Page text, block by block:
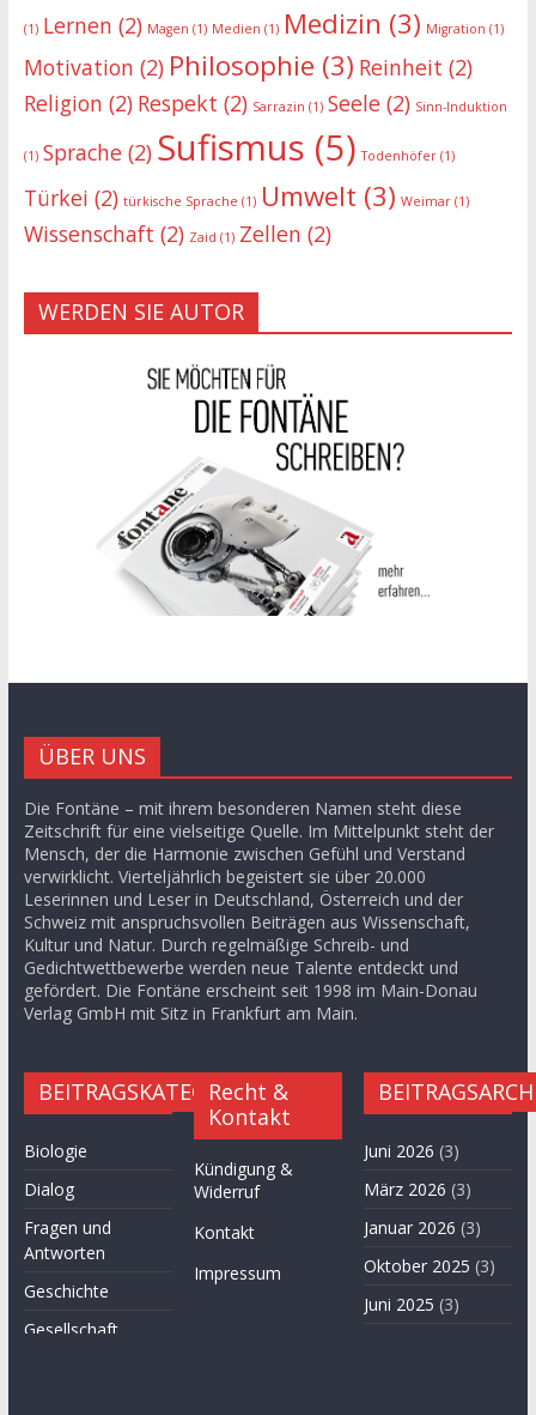
(1) Lernen (2) Magen (1) Medien (1) Medizin (3) Migration (1)
Motivation (2) Philosophie (3) Reinheit (2)
Religion (2) Respekt (2) Sarrazin (1) Seele(2) Sinn-Induktion
(1) Sprache(2) Sufismus (5) Todenhöfer(1)
Türkei (2) türkische Sprache (1) Umwelt (3) Weimar(1)
Wissenschaft (2) Zaid (1) Zellen (2)
WERDEN SIE AUTOR
ÜBER UNS
Die Fontäne – mit ihrem besonderen Namen steht diese
Zeitschrift für eine vielseitige Quelle. Im Mittelpunkt steht der
Mensch, der die Harmonie zwischen Gefühl und Verstand
verwirklicht. Vierteljährlich begeistert sie über 20.000
Leserinnen und Leser in Deutschland, Österreich und der
Schweiz mit anspruchsvollen Beiträgen aus Wissenschaft,
Kultur und Natur. Durch regelmäßige Schreib- und
Gedichtwettbewerbe werden neue Talente entdeckt und
gefördert. Die Fontäne erscheint seit 1998 im Main-Donau
Verlag GmbH mit Sitz in Frankfurt am Main.
BEITRAGSKATEGORIEN
Biologie
Dialog
Fragen und
Antworten
Geschichte
Gesellschaft
Recht &
Kontakt
Kündigung &
Widerruf
Kontakt
Impressum
Juni 2026 (3)
März 2026 (3)
Januar 2026 (3)
Oktober 2025 (3)
Juni 2025 (3)